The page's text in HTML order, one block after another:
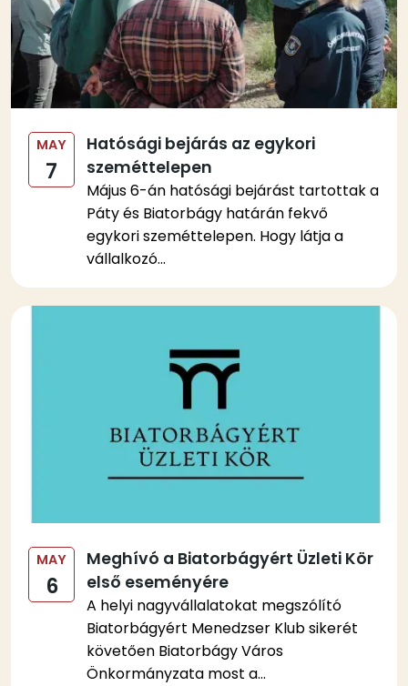
MAY
7
Hatósági bejárás az egykori
szeméttelepen
Május 6-án hatósági bejárást tartottak a
Páty és Biatorbágy határán fekvő
egykori szeméttelepen. Hogy látja a
vállalkozó...
Kép
MAY
6
Meghívó a Biatorbágyért Üzleti Kör
első eseményére
A helyi nagyvállalatokat megszólító
Biatorbágyért Menedzser Klub sikerét
követően Biatorbágy Város
Önkormányzata most a...